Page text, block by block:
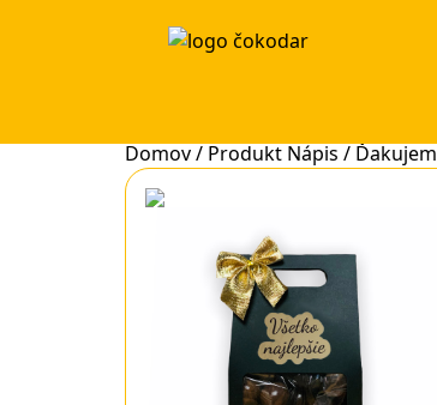
Domov/ Produkt Nápis / Ďakujem